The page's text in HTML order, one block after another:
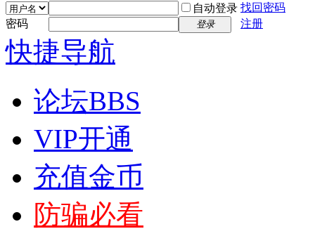
自动登录 找回密码
密码
登录 注册
快捷导航
论坛BBS
VIP开通
充值金币
防骗必看